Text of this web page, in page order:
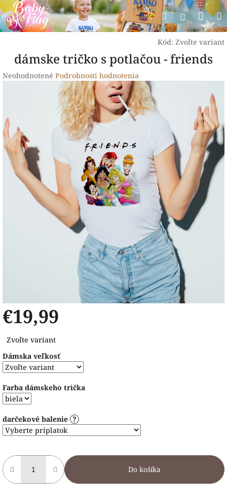
Prejsť
na
obsah
Hľadať
Kód: Zvoľte variant
dámske tričko s potlačou - friends
Priemerné
0,0
z
5
hviezdičiek.
Neohodnotené Podrobnosti hodnotenia
€19,99
cena:
Zvoľte variant
Dámska veľkosť
Farba dámskeho trička
darčekové balenie ?
Do košíka